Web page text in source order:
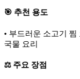
🎯 추천 용도
• 부드러운 소고기 찜
국물 요리
⚖️ 주요 장점